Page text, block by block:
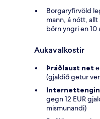
Borgaryfirvöld
mann, á nótt,
börn yngri en 10
Aukavalkostir
Þráðlaust net
(gjaldið getur
gegn 12 EUR
mismunandi)